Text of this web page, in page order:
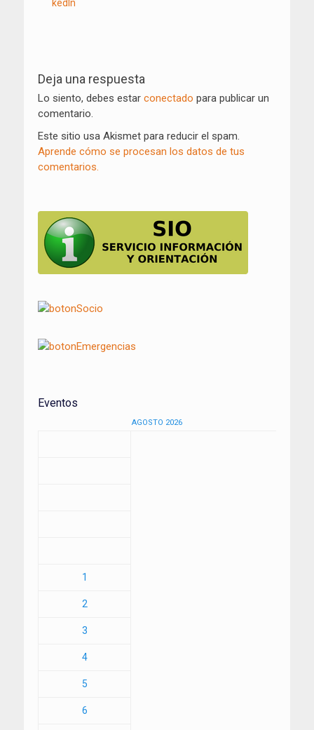
de
entradas
Deja una respuesta
Lo siento, debes estar conectado para publicar un
comentario.
Este sitio usa Akismet para reducir el spam.
Aprende cómo se procesan los datos de tus
comentarios.
Eventos
AGOSTO 2026
1
2
3
4
5
6